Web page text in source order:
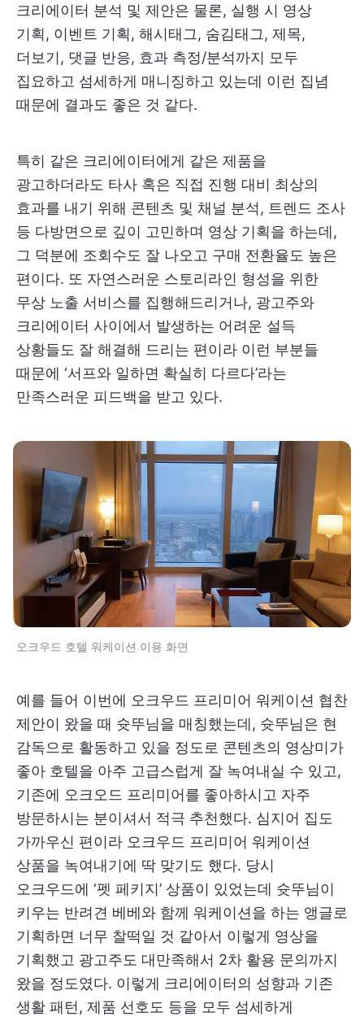
크리에이터 분석 및 제안은 물론, 실행 시 영상
기획, 이벤트 기획, 해시태그, 숨김태그, 제목,
더보기, 댓글 반응, 효과 측정/분석까지 모두
집요하고 섬세하게 매니징하고 있는데 이런 집념
때문에 결과도 좋은 것 같다.
특히 같은 크리에이터에게 같은 제품을
광고하더라도 타사 혹은 직접 진행 대비 최상의
효과를 내기 위해 콘텐츠 및 채널 분석, 트렌드 조사
등 다방면으로 깊이 고민하며 영상 기획을 하는데,
그 덕분에 조회수도 잘 나오고 구매 전환율도 높은
편이다. 또 자연스러운 스토리라인 형성을 위한
무상 노출 서비스를 집행해드리거나, 광고주와
크리에이터 사이에서 발생하는 어려운 설득
상황들도 잘 해결해 드리는 편이라 이런 부분들
때문에 ‘서프와 일하면 확실히 다르다’라는
만족스러운 피드백을 받고 있다.
오크우드 호텔 워케이션 이용 화면
예를 들어 이번에 오크우드 프리미어 워케이션 협찬
제안이 왔을 때 슛뚜님을 매칭했는데, 슛뚜님은 현
감독으로 활동하고 있을 정도로 콘텐츠의 영상미가
좋아 호텔을 아주 고급스럽게 잘 녹여내실 수 있고,
기존에 오크오드 프리미어를 좋아하시고 자주
방문하시는 분이셔서 적극 추천했다. 심지어 집도
가까우신 편이라 오크우드 프리미어 워케이션
상품을 녹여내기에 딱 맞기도 했다. 당시
오크우드에 ‘펫 페키지’ 상품이 있었는데 슛뚜님이
키우는 반려견 베베와 함께 워케이션을 하는 앵글로
기획하면 너무 찰떡일 것 같아서 이렇게 영상을
기획했고 광고주도 대만족해서 2차 활용 문의까지
왔을 정도였다. 이렇게 크리에이터의 성향과 기존
생활 패턴, 제품 선호도 등을 모두 섬세하게